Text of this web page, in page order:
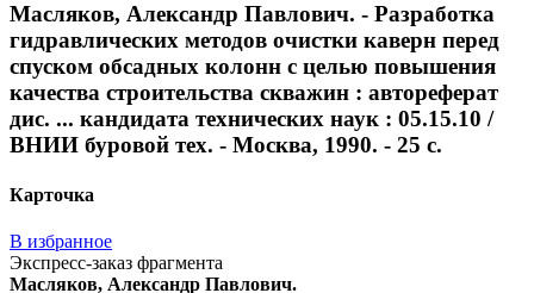
Масляков, Александр Павлович. - Разработка
гидравлических методов очистки каверн перед
спуском обсадных колонн с целью повышения
качества строительства скважин : автореферат
дис. ... кандидата технических наук : 05.15.10 /
ВНИИ буровой тех. - Москва, 1990. - 25 с.
Карточка
В избранное
Экспресс-заказ фрагмента
Масляков, Александр Павлович.